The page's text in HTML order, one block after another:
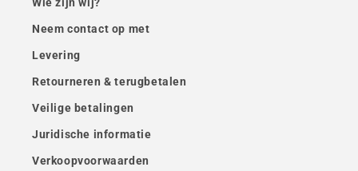
Wie zijn wij?
Neem contact op met
Levering
Retourneren & terugbetalen
Veilige betalingen
Juridische informatie
Verkoopvoorwaarden